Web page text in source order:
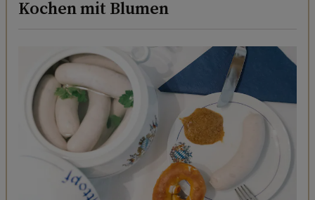
Kochen mit Blumen